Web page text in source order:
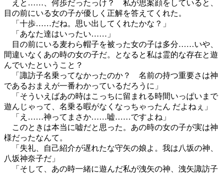
えと……、何歩だったっけ？ 私が思案顔をしていると、
目の前にいる女の子が優しく正解を答えてくれた。
「十歩……だね。思い出してくれたかな？」
「あなた達はいったい……」
目の前にいる麦わら帽子を被った女の子は多分……いや、
間違いなくあの時の女の子だ。となると私は霊的な存在と遊
んでいたということ？
「諏訪子名乗ってなかったのか？ 名前の持つ重要さは神
であるおまえが一番わかっているだろうに」
「そういえばあの時はこっちに留まれる時間いっぱいまで
遊んじゃって、名乗る暇がなくなっちゃったん だよねぇ」
「え……神ってまさか……嘘……ですよね」
このときは本当に嘘だと思った。あの時の女の子が実は神
様だったなんて。
「失礼、自己紹介が遅れたな守矢の娘よ。我は八坂の神、
八坂神奈子だ」
「そして、あの時一緒に遊んだ私が洩矢の神、洩矢諏訪子